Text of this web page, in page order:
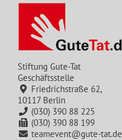
Stiftung Gute-Tat
Geschäftsstelle
Friedrichstraße 62,
10117 Berlin
(030) 390 88 225
(030) 390 88 199
teamevent@gute-tat.de